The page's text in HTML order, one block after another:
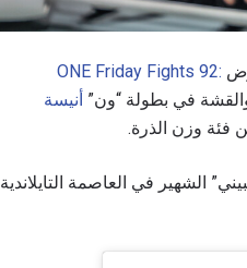
ONE Friday Fights 92:
في بطولة “ون” أنيسة
فئة وزن الذرة.
ملعب “لومبيني” الشهير في العاصمة التايلاندية